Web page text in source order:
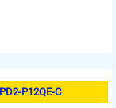
P12QE-C